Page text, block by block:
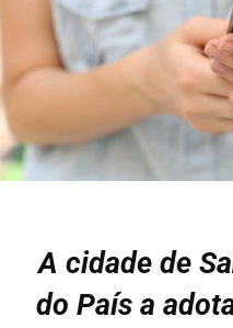
A cidade de
do País a